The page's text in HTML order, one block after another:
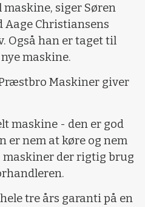
maskine, siger Søren
Aage Christiansens
Også han er taget til
maskine.
Maskiner giver
maskine - den er god
er nem at køre og nem
maskiner der rigtig brug
tre års garanti på en